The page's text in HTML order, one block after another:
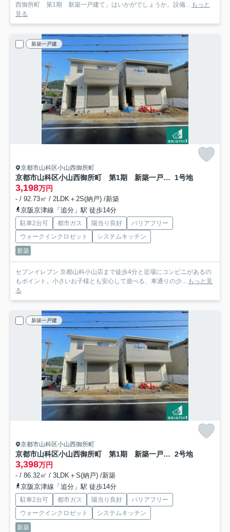
西御所町 第1期 新築一戸建て」はいかがでしょうか。設備... もっと
見る
新築一戸建
京都市山科区小山西御所町
京都市山科区小山西御所町 第1期 新築一戸建て 1号地
3,198万円
- / 92.73㎡ / 2LDK＋2S(納戸) /新築
京阪京津線「追分」駅 徒歩14分
駐車2台可 都市ガス 陽当り良好
バリアフリー
ウォークインクロゼット
システムキッチン
新築
セブンイレブン 京都山科小山店まで徒歩4分と近場にコンビニがあるの
もポイント。小さいお子様とも安心して遊べる、車通りの少... もっと見
る
新築一戸建
京都市山科区小山西御所町
京都市山科区小山西御所町 第1期 新築一戸建て 2号地
3,398万円
- / 86.32㎡ / 3LDK＋S(納戸) /新築
京阪京津線「追分」駅 徒歩14分
駐車2台可 都市ガス 陽当り良好
バリアフリー
ウォークインクロゼット
システムキッチン
新築